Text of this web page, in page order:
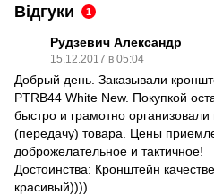
Відгуки 1
Рудзевич Александр
15.12.2017 в 05:04
Добрый день. Заказывали
PTRB44 White New. Покупкой
быстро и грамотно
(передачу) товара. Цены
доброжелательное и тактичное!
Достоинства: Кронштейн
красивый))))